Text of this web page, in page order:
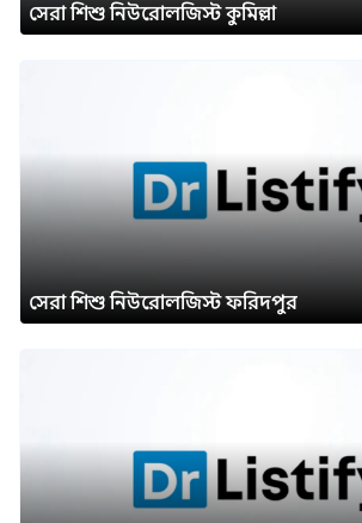
সেরা শিশু নিউরোলজিস্ট কুমিল্লা
সেরা শিশু নিউরোলজিস্ট ফরিদপুর